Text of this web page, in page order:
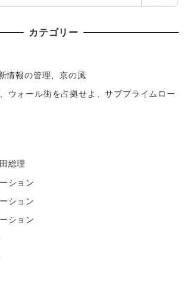
カテゴリー
情報の管理、京の風
ウォール街を占拠せよ、サブプライムロー
総理
ション
ション
ション